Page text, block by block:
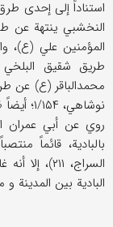
استناداً إلی إحدی
النخشبي ینتهة عن
المؤمنین علي (ع)،
طریق شقیق
نوشاهي، ۱/۱۵۴؛ أیضاً ظ: محمود بن عثمان، ۲۴، ۴۸۹).
روي عن أبي عمران
السراج،
البادیة بین المدینة و مکة